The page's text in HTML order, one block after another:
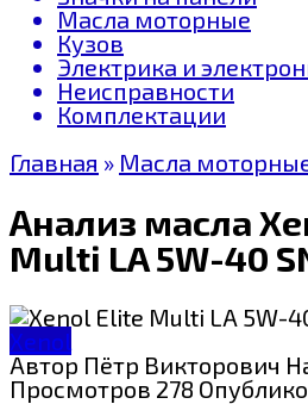
Масла моторные
Кузов
Электрика и
Неисправности
Комплектации
Главная » Масла
Анализ масла
Multi LA 5W-40
Xenol
Автор Пётр Викторович
Просмотров 278